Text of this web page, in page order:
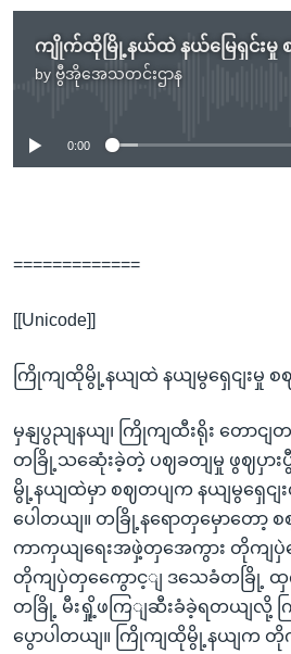
by ဗွီအိုအေသတင်းဌာန
No media source
0:00
=============
[[Unicode]]
ကြိုကျထိုမွို့နယျထဲ နယျမွရှေငျးမှု စ
မှနျပွညျနယျ၊ ကြိုကျထီးရိုး တောငျ
တခြို့သဆေုံးခဲ့တဲ့ ပဈခတျမှု ဖွဈပှားပွီ
မွို့နယျထဲမှာ စဈတပျက နယျမွရှေငျ
ပေါတယျ။ တခြို့နရောတှမှောတော့
ကာကှယျရေးအဖှဲ့တှအေကွား တိုကျပှဲတှ
တိုကျပှဲတှကွေောင့ျ ဒသေခံတခြို့ ထှ
တခြို့ မီးရှို့ဖကြျဆီးခံခဲ့ရတယျလို့
ပွောပါတယျ။ ကြိုကျထိုမွို့နယျက တို